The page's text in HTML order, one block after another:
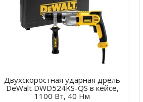
Двухскоростная ударная дрель
DeWalt DWD524KS-QS в кейсе,
1100 Вт, 40 Нм